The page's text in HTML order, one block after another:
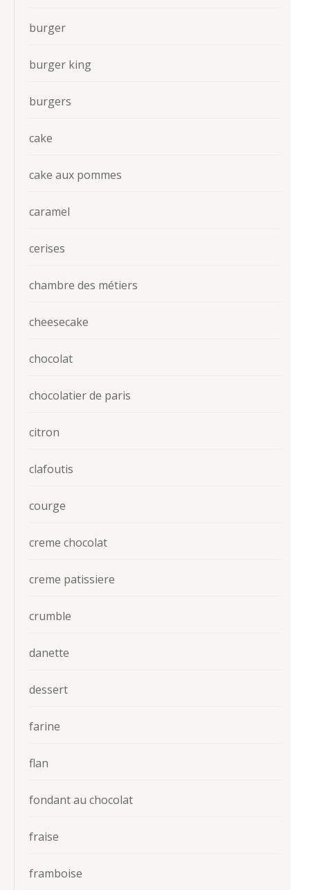
burger
burger king
burgers
cake
cake aux pommes
caramel
cerises
chambre des métiers
cheesecake
chocolat
chocolatier de paris
citron
clafoutis
courge
creme chocolat
creme patissiere
crumble
danette
dessert
farine
flan
fondant au chocolat
fraise
framboise